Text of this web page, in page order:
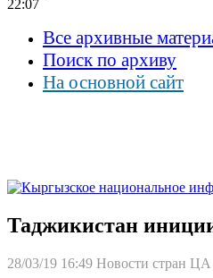
22:07
Все архивные
Поиск по архиву
На основной сайт
Таджикистан
28/03/19 16:49 Новости стран ЦА